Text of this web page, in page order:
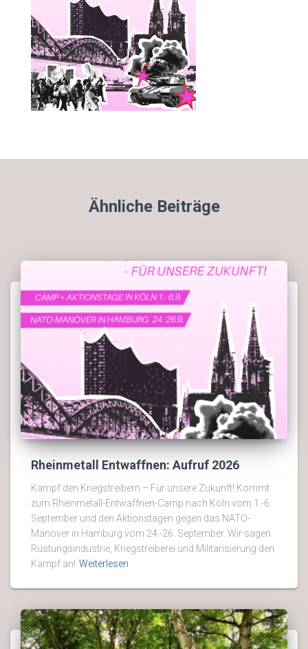
Ähnliche Beiträge
Rheinmetall Entwaffnen: Aufruf 2026
Kampf den Kriegstreibern – Für unsere Zukunft! Kommt
zum Rheinmetall-Entwaffnen-Camp nach Köln vom 1.-6.
September und den Aktionstagen gegen das NATO-
Manöver in Hamburg vom 24.-26. September. Wir sagen
Rüstungsindustrie, Kriegstreiberei und Militarisierung den
Kampf an! Weiterlesen